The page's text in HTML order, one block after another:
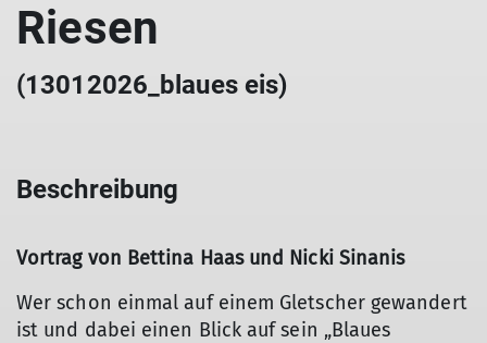
Riesen
(13012026_blaues eis)
Beschreibung
Vortrag von Bettina Haas und Nicki Sinanis
Wer schon einmal auf einem Gletscher gewandert
ist und dabei einen Blick auf sein „Blaues